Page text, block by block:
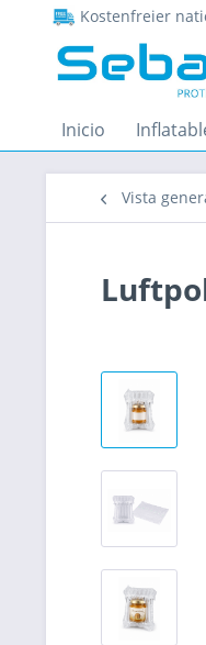
Kostenfreier
Inicio
Vista